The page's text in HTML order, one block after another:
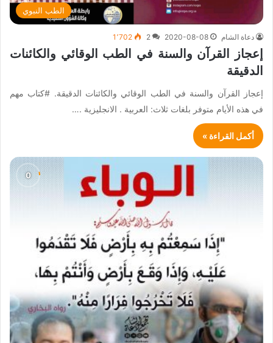
الطب النبوي
دعاة الشام 2020-08-08
2 1٬702
إعجاز القرآن والسنة في الطب الوقائي والكائنات
الدقيقة
إعجاز القرآن والسنة في الطب الوقائي والكائنات الدقيقة. #كتاب مهم
في هذه الأيام متوفر بلغات ثلاث: العربية . الانجليزية .…
أكمل القراءة »